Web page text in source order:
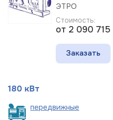
ЭТРО
Стоимость:
от 2 090 715
Заказать
180 кВт
передвижные